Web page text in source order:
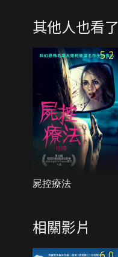
其他人也看了
5.2
屍控療法
相關影片